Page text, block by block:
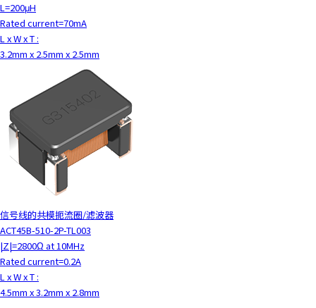
L=200μH
Rated current=70mA
L x W x T :
3.2mm x 2.5mm x 2.5mm
信号线的共模扼流圈/滤波器
ACT45B-510-2P-TL003
|Z|=2800Ω at 10MHz
Rated current=0.2A
L x W x T :
4.5mm x 3.2mm x 2.8mm